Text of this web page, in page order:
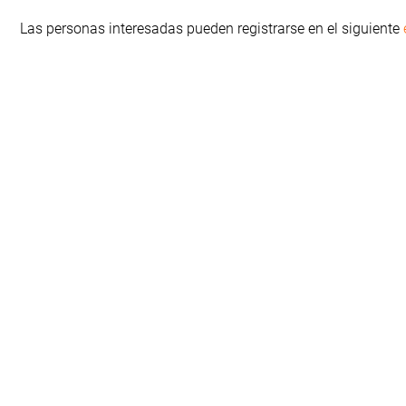
Las personas interesadas pueden registrarse en el siguiente